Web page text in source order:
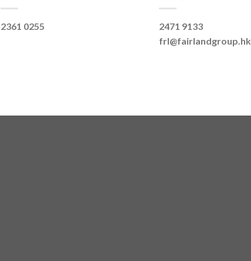
2361 0255
2471 9133
frl@fairlandgroup.hk